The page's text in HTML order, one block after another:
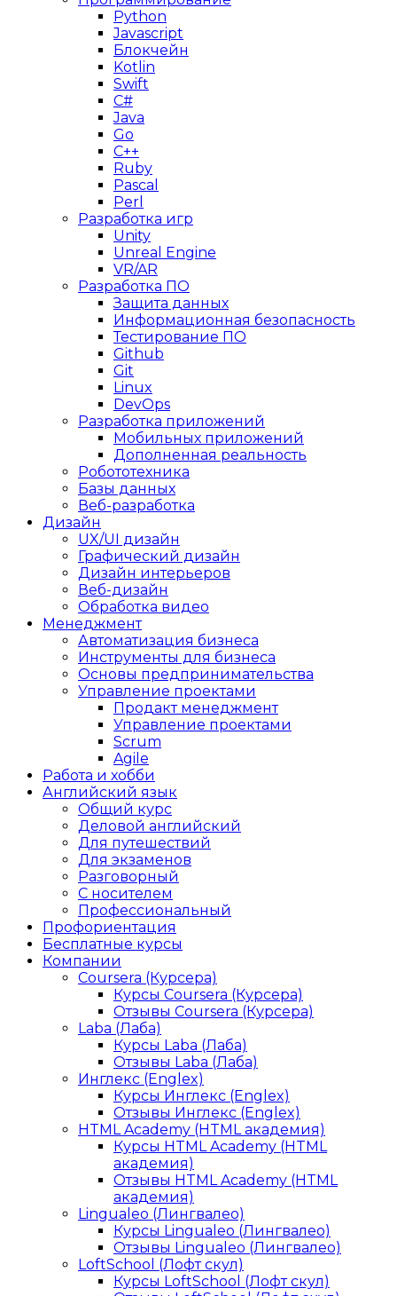
Python
Javascript
Блокчейн
Kotlin
Swift
C#
Java
Go
C++
Ruby
Pascal
Perl
Разработка игр
Unity
Unreal Engine
VR/AR
Разработка ПО
Защита данных
Информационная безопасность
Тестирование ПО
Github
Git
Linux
DevOps
Разработка приложений
Мобильных приложений
Дополненная реальность
Робототехника
Базы данных
Веб-разработка
Дизайн
UX/UI дизайн
Графический дизайн
Дизайн интерьеров
Веб-дизайн
Обработка видео
Менеджмент
Автоматизация бизнеса
Инструменты для бизнеса
Основы предпринимательства
Управление проектами
Продакт менеджмент
Управление проектами
Scrum
Agile
Работа и хобби
Английский язык
Общий курс
Деловой английский
Для путешествий
Для экзаменов
Разговорный
С носителем
Профессиональный
Профориентация
Бесплатные курсы
Компании
Coursera (Курсера)
Курсы Coursera (Курсера)
Отзывы Coursera (Курсера)
Laba (Лаба)
Курсы Laba (Лаба)
Отзывы Laba (Лаба)
Инглекс (Englex)
Курсы Инглекс (Englex)
Отзывы Инглекс (Englex)
HTML Academy (HTML академия)
Курсы HTML Academy (HTML
академия)
Отзывы HTML Academy (HTML
академия)
Lingualeo (Лингвалео)
Курсы Lingualeo (Лингвалео)
Отзывы Lingualeo (Лингвалео)
LoftSchool (Лофт скул)
Курсы LoftSchool (Лофт скул)